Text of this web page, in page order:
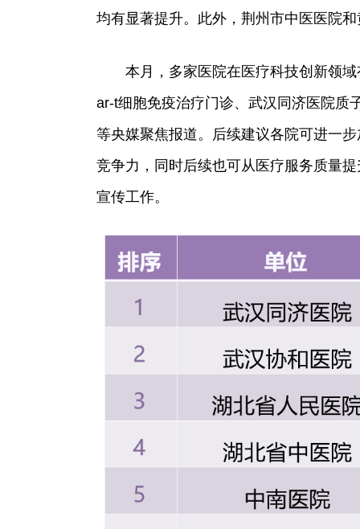
均有显著提升。此外，荆州市中医医院
本月，多家医院在医疗科技创新领
ar-t细胞免疫治疗门诊、武汉同济医院质
等央媒聚焦报道。后续建议各院可进一
竞争力，同时后续也可从医疗服务质量
宣传工作。